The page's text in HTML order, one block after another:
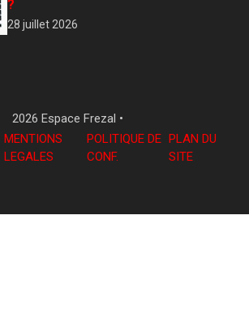
?
28 juillet 2026
2026 Espace Frezal •
MENTIONS
LEGALES
POLITIQUE DE
CONF.
PLAN DU
SITE